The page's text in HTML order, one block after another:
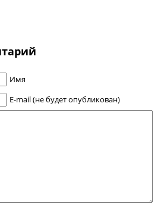
Имя
E-mail (не будет опубликован)